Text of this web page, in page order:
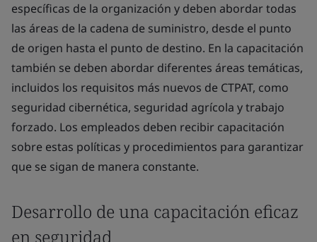
específicas de la organización y deben abordar todas
las áreas de la cadena de suministro, desde el punto
de origen hasta el punto de destino. En la capacitación
también se deben abordar diferentes áreas temáticas,
incluidos los requisitos más nuevos de CTPAT, como
seguridad cibernética, seguridad agrícola y trabajo
forzado. Los empleados deben recibir capacitación
sobre estas políticas y procedimientos para garantizar
que se sigan de manera constante.
Desarrollo de una capacitación eficaz
en seguridad